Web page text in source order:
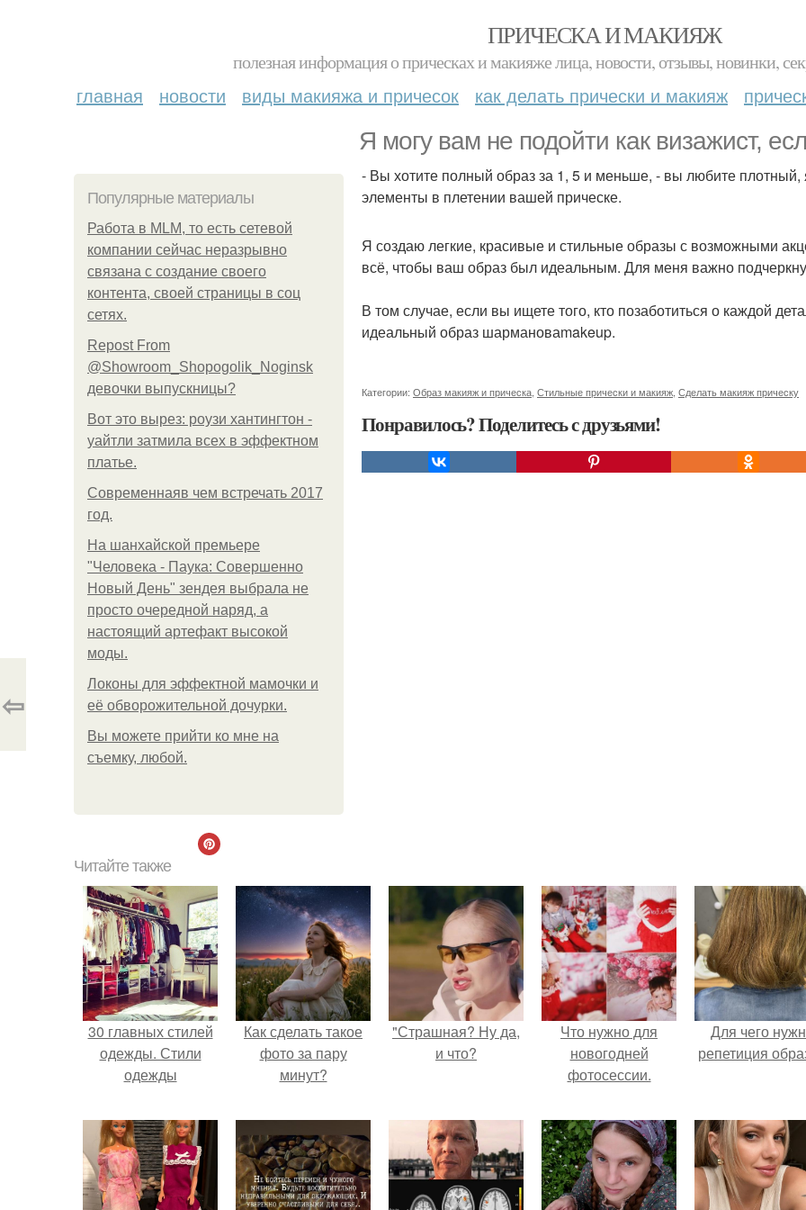
ПРИЧЕСКА И МАКИЯЖ
полезная информация о прическах и макияже лица, новости, отзывы, новинки,
главная новости виды макияжа и причесок как делать прически и макияж
Я могу вам не подойти как визажист,
Популярные материалы
Работа в MLM, то есть сетевой
компании сейчас неразрывно
связана с создание своего
контента, своей страницы в соц
сетях.
Repost From
@Showroom_Shopogolik_Noginsk
девочки выпускницы?
Вот это вырез: роузи хантингтон -
уайтли затмила всех в эффектном
платьe.
Современнаяв чем встречать 2017
год.
На шанхайской премьере
"Человека - Паука: Совершенно
Новый День" зендея выбрала не
просто очередной наряд, а
настоящий артефакт высокой
моды.
Локоны для эффектной мамочки и
её обворожительной дочурки.
Вы можете прийти ко мне на
съемку, любой.
- Вы хотите полный образ за 1, 5 и меньше, - вы любите
элементы в плетении вашей прическе.
Я создаю легкие, красивые и стильные образы с возможными
всё, чтобы ваш образ был идеальным. Для меня важно
В том случае, если вы ищете того, кто позаботиться о каждой
идеальный образ шармановаmakeup.
Категории: Образ макияж и прическа Стильные прически и макияж Сделать макияж прическу
Понравилось? Поделитесь с друзьями!
⇦
Читайте также
30 главных стилей
одежды. Стили
одежды
Как сделать такое
фото за пару
минут?
"Страшная? Ну да,
и что?
Что нужно для
новогодней
фотосессии.
Для чего
репетиция